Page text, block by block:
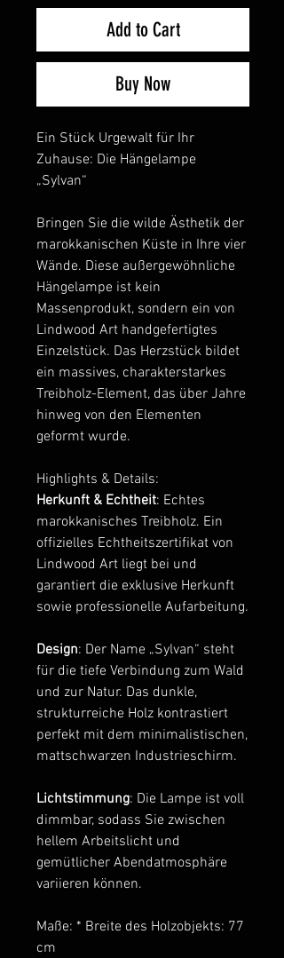
Add to Cart
Buy Now
Ein Stück Urgewalt für Ihr
Zuhause: Die Hängelampe
„Sylvan“
Bringen Sie die wilde Ästhetik der
marokkanischen Küste in Ihre vier
Wände. Diese außergewöhnliche
Hängelampe ist kein
Massenprodukt, sondern ein von
Lindwood Art handgefertigtes
Einzelstück. Das Herzstück bildet
ein massives, charakterstarkes
Treibholz-Element, das über Jahre
hinweg von den Elementen
geformt wurde.
Highlights & Details:
Herkunft & Echtheit: Echtes
marokkanisches Treibholz. Ein
offizielles Echtheitszertifikat von
Lindwood Art liegt bei und
garantiert die exklusive Herkunft
sowie professionelle Aufarbeitung.
Design: Der Name „Sylvan“ steht
für die tiefe Verbindung zum Wald
und zur Natur. Das dunkle,
strukturreiche Holz kontrastiert
perfekt mit dem minimalistischen,
mattschwarzen Industrieschirm.
Lichtstimmung: Die Lampe ist voll
dimmbar, sodass Sie zwischen
hellem Arbeitslicht und
gemütlicher Abendatmosphäre
variieren können.
Maße: * Breite des Holzobjekts: 77
cm